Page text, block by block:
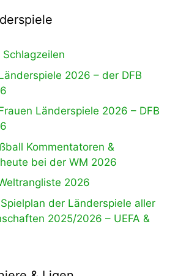
2026 – der DFB
Länderspiele 2026 – DFB
Kommentatoren &
bei der WM 2026
2026
der Länderspiele aller
2025/2026 – UEFA &